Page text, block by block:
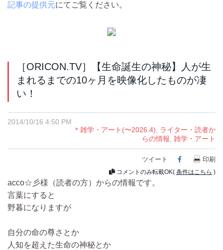
記事の提供元にてご覧ください。
［ORICON.TV］【生命誕生の神秘】人が生
まれるまでの10ヶ月を映像化したものが凄
い！
2014/10/16 4:50 PM
＊雑学・アート(〜2026.4)
ライター・読者か
らの情報 雑学・アート
ツイート Facebook
印刷
コメントのみ転載OK( 条件はこちら )
acco☆彡様（読者の方）からの情報です。
言葉にすると
野暮になりますが
自分の命の尊さとか
人知を超えた生命の神秘とか